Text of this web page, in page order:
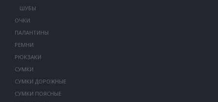
ШУБЫ
ОЧКИ
ПАЛАНТИНЫ
РЕМНИ
РЮКЗАКИ
СУМКИ
СУМКИ ДОРОЖНЫЕ
СУМКИ ПОЯСНЫЕ